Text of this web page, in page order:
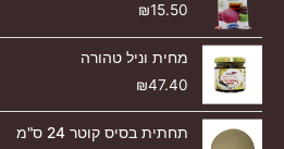
₪15.50
מחית וניל טהורה
₪47.40
תחתית בסיס קוטר 24 ס"מ